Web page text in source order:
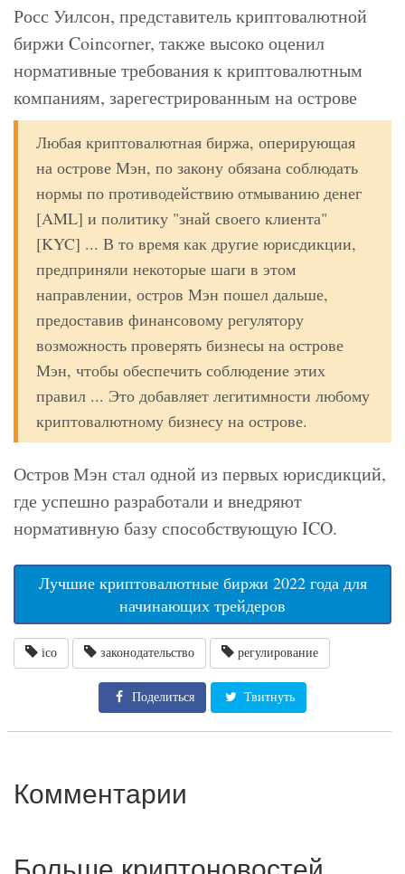
Росс Уилсон, представитель криптовалютной
биржи Coincorner, также высоко оценил
нормативные требования к криптовалютным
компаниям, зарегестрированным на острове
Любая криптовалютная биржа, оперирующая
на острове Мэн, по закону обязана соблюдать
нормы по противодействию отмыванию денег
[AML] и политику "знай своего клиента"
[KYC] ... В то время как другие юрисдикции,
предприняли некоторые шаги в этом
направлении, остров Мэн пошел дальше,
предоставив финансовому регулятору
возможность проверять бизнесы на острове
Мэн, чтобы обеспечить соблюдение этих
правил ... Это добавляет легитимности любому
криптовалютному бизнесу на острове.
Остров Мэн стал одной из первых юрисдикций,
где успешно разработали и внедряют
нормативную базу способствующую ICO.
Лучшие криптовалютные биржи 2022 года для
начинающих трейдеров
ico законодательство регулирование
Поделиться Твитнуть
Комментарии